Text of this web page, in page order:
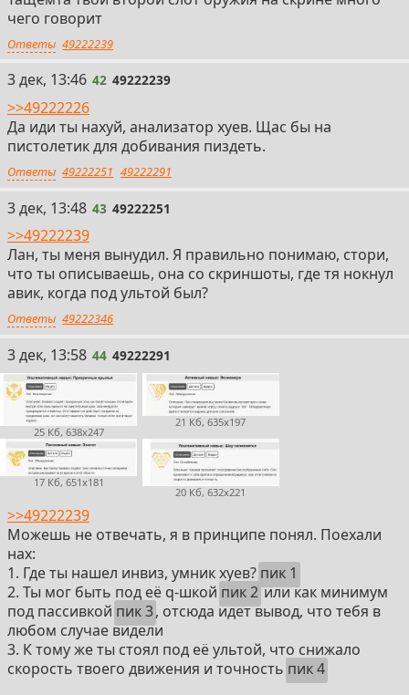
чего говорит
Ответы 49222239
42
3 дек, 13:46 42 49222239
>>49222226
Да иди ты нахуй, анализатор хуев. Щас бы на
пистолетик для добивания пиздеть.
Ответы 49222251 49222291
43
3 дек, 13:48 43 49222251
>>49222239
Лан, ты меня вынудил. Я правильно понимаю, стори,
что ты описываешь, она со скриншоты, где тя нокнул
авик, когда под ультой был?
Ответы 49222346
44
3 дек, 13:58 44 49222291
25 Кб, 638x247
21 Кб, 635x197
17 Кб, 651x181
20 Кб, 632x221
>>49222239
Можешь не отвечать, я в принципе понял. Поехали
нах:
1. Где ты нашел инвиз, умник хуев? пик 1
2. Ты мог быть под её q-шкой пик 2или как минимум
под пассивкой пик 3, отсюда идет вывод, что тебя в
любом случае видели
3. К тому же ты стоял под её ультой, что снижало
скорость твоего движения и точность пик 4